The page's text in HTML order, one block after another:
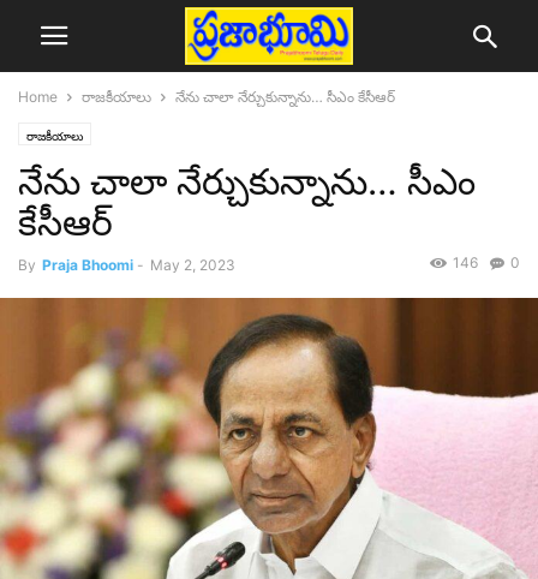
Home రాజకీయాలు నేను చాలా నేర్చుకున్నాను… సీఎం కేసీఆర్‌
రాజకీయాలు
నేను చాలా నేర్చుకున్నాను… సీఎం
కేసీఆర్‌
By Praja Bhoomi - May 2, 2023 0
146